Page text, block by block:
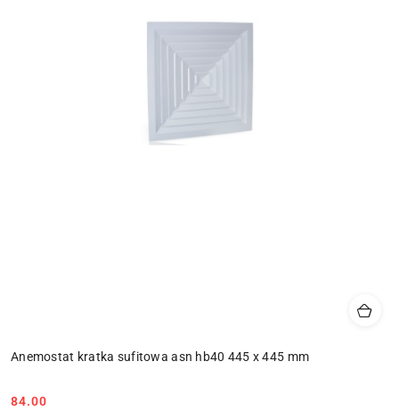
Anemostat kratka sufitowa asn hb40 445 x 445 mm
84.00